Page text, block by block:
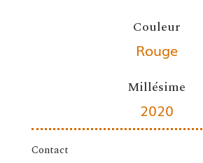
Couleur
Rouge
Millésime
2020
Contact